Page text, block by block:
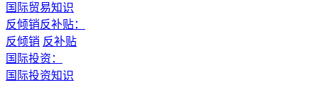
国际贸易知识
反倾销反补贴：
反倾销 反补贴
国际投资：
国际投资知识